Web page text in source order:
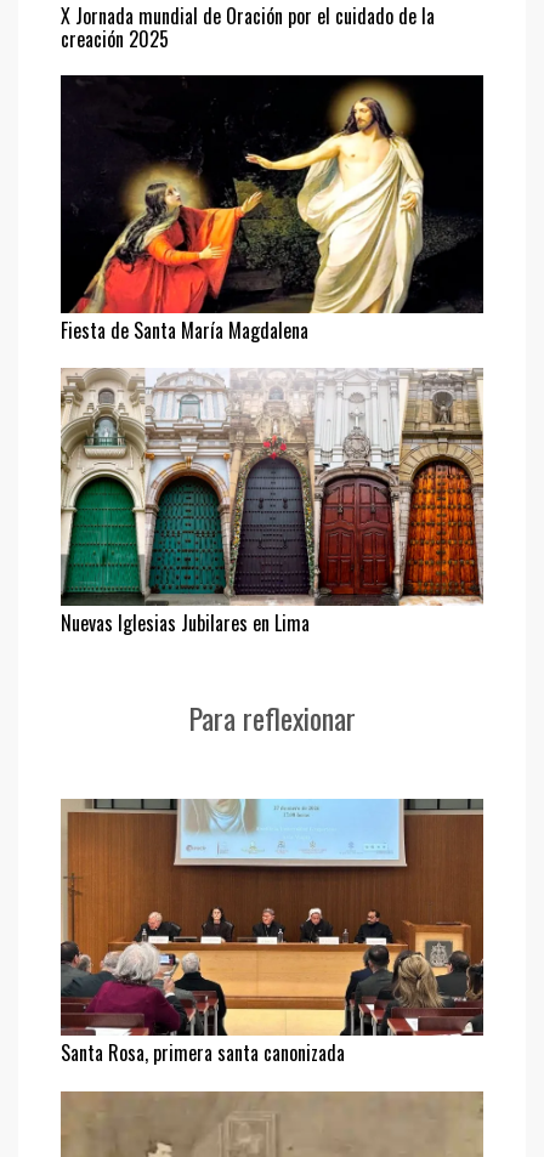
X Jornada mundial de Oración por el cuidado de la
creación 2025
Fiesta de Santa María Magdalena
Nuevas Iglesias Jubilares en Lima
Para reflexionar
Santa Rosa, primera santa canonizada